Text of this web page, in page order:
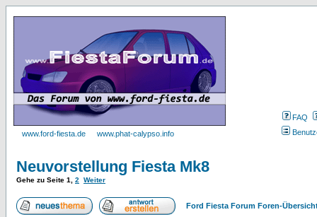
www.ford-fiesta.de www.phat-calypso.info
FAQ
Neuvorstellung Fiesta Mk8
Gehe zu Seite 1 2 Weiter
Ford Fiesta Forum Foren-